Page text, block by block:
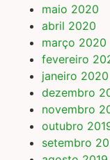
maio 2020
abril 2020
março 2020
fevereiro
janeiro 2020
dezembro
novembro
outubro
setembro